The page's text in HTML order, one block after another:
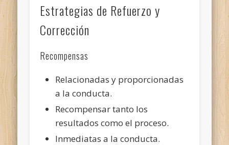
Estrategias de Refuerzo y
Corrección
Recompensas
Relacionadas y proporcionadas
a la conducta.
Recompensar tanto los
resultados como el proceso.
Inmediatas a la conducta.